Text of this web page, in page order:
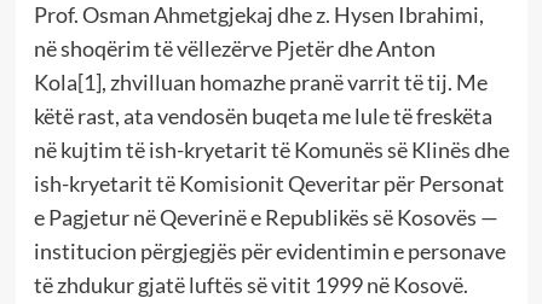
Prof. Osman Ahmetgjekaj dhe z. Hysen Ibrahimi,
në shoqërim të vëllezërve Pjetër dhe Anton
Kola[1], zhvilluan homazhe pranë varrit të tij. Me
këtë rast, ata vendosën buqeta me lule të freskëta
në kujtim të ish-kryetarit të Komunës së Klinës dhe
ish-kryetarit të Komisionit Qeveritar për Personat
e Pagjetur në Qeverinë e Republikës së Kosovës —
institucion përgjegjës për evidentimin e personave
të zhdukur gjatë luftës së vitit 1999 në Kosovë.